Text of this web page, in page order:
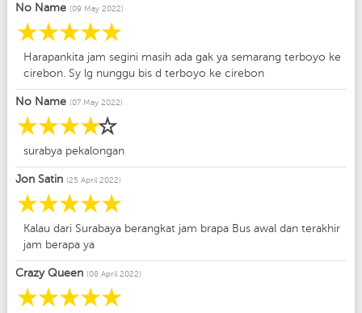
No Name (09 May 2022)
☆
☆
☆
☆
☆
Harapankita jam segini masih ada gak ya semarang terboyo ke
cirebon. Sy lg nunggu bis d terboyo ke cirebon
No Name (07 May 2022)
☆
☆
☆
☆
☆
surabya pekalongan
Jon Satin (25 April 2022)
☆
☆
☆
☆
☆
Kalau dari Surabaya berangkat jam brapa Bus awal dan terakhir
jam berapa ya
Crazy Queen (08 April 2022)
☆
☆
☆
☆
☆